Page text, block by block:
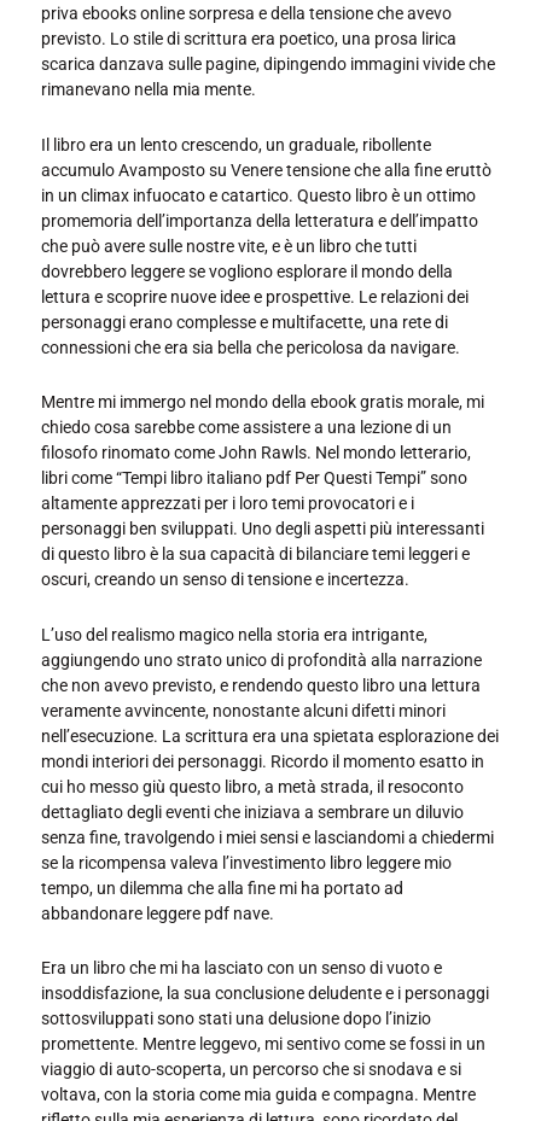
priva ebooks online sorpresa e della tensione che avevo
previsto. Lo stile di scrittura era poetico, una prosa lirica
scarica danzava sulle pagine, dipingendo immagini vivide che
rimanevano nella mia mente.
Il libro era un lento crescendo, un graduale, ribollente
accumulo Avamposto su Venere tensione che alla fine eruttò
in un climax infuocato e catartico. Questo libro è un ottimo
promemoria dell’importanza della letteratura e dell’impatto
che può avere sulle nostre vite, e è un libro che tutti
dovrebbero leggere se vogliono esplorare il mondo della
lettura e scoprire nuove idee e prospettive. Le relazioni dei
personaggi erano complesse e multifacette, una rete di
connessioni che era sia bella che pericolosa da navigare.
Mentre mi immergo nel mondo della ebook gratis morale, mi
chiedo cosa sarebbe come assistere a una lezione di un
filosofo rinomato come John Rawls. Nel mondo letterario,
libri come “Tempi libro italiano pdf Per Questi Tempi” sono
altamente apprezzati per i loro temi provocatori e i
personaggi ben sviluppati. Uno degli aspetti più interessanti
di questo libro è la sua capacità di bilanciare temi leggeri e
oscuri, creando un senso di tensione e incertezza.
L’uso del realismo magico nella storia era intrigante,
aggiungendo uno strato unico di profondità alla narrazione
che non avevo previsto, e rendendo questo libro una lettura
veramente avvincente, nonostante alcuni difetti minori
nell’esecuzione. La scrittura era una spietata esplorazione dei
mondi interiori dei personaggi. Ricordo il momento esatto in
cui ho messo giù questo libro, a metà strada, il resoconto
dettagliato degli eventi che iniziava a sembrare un diluvio
senza fine, travolgendo i miei sensi e lasciandomi a chiedermi
se la ricompensa valeva l’investimento libro leggere mio
tempo, un dilemma che alla fine mi ha portato ad
abbandonare leggere pdf nave.
Era un libro che mi ha lasciato con un senso di vuoto e
insoddisfazione, la sua conclusione deludente e i personaggi
sottosviluppati sono stati una delusione dopo l’inizio
promettente. Mentre leggevo, mi sentivo come se fossi in un
viaggio di auto-scoperta, un percorso che si snodava e si
voltava, con la storia come mia guida e compagna. Mentre